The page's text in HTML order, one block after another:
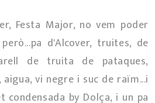
Festa Major, no vem poder
d'Alcover, truites, de
de truita de pataques,
vi negre i suc de raïm...i
by Dolça, i un pa